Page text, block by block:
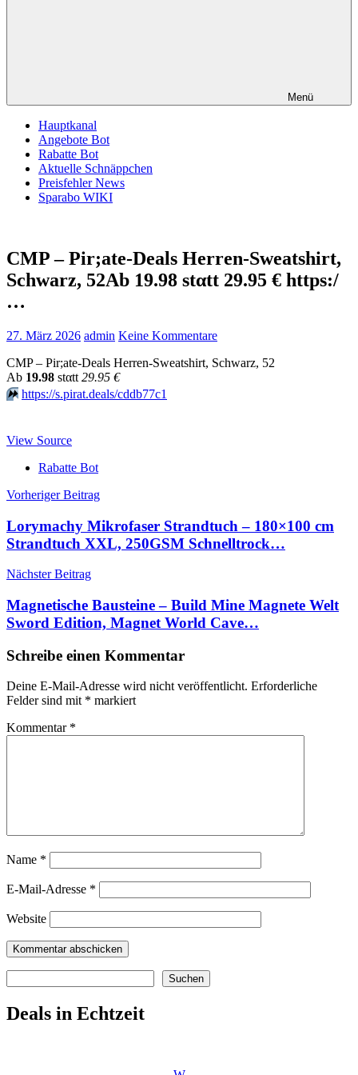
Menü
Hauptkanal
Angebote Bot
Rabatte Bot
Aktuelle Schnäppchen
Preisfehler News
Sparabo WIKI
CMP – Pir;ate-Deals Herren-Sweatshirt,
Schwarz, 52Аb 19.98 stαtt 29.95 € https:/
…
27. März 2026 admin Keine Kommentare
CMP – Pir;ate-Deals Herren-Sweatshirt, Schwarz, 52
Аb 19.98 stαtt 29.95 €
⏩️ https://s.pirat.deals/cddb77c1
View Source
Rabatte Bot
Beitragsnavigation
Vorheriger Beitrag
Lorymachy Mikrofaser Strandtuch – 180×100 cm
Strandtuch XXL, 250GSM Schnelltrock…
Nächster Beitrag
Magnetische Bausteine – Build Mine Magnete Welt
Sword Edition, Magnet World Cave…
Schreibe einen Kommentar
Deine E-Mail-Adresse wird nicht veröffentlicht. Erforderliche
Felder sind mit * markiert
Kommentar *
Name *
E-Mail-Adresse *
Website
Suchen
Deals in Echtzeit